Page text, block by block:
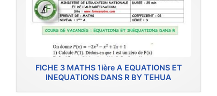
FICHE 3 MATHS 1ière A EQUATIONS ET
INEQUATIONS DANS R BY TEHUA